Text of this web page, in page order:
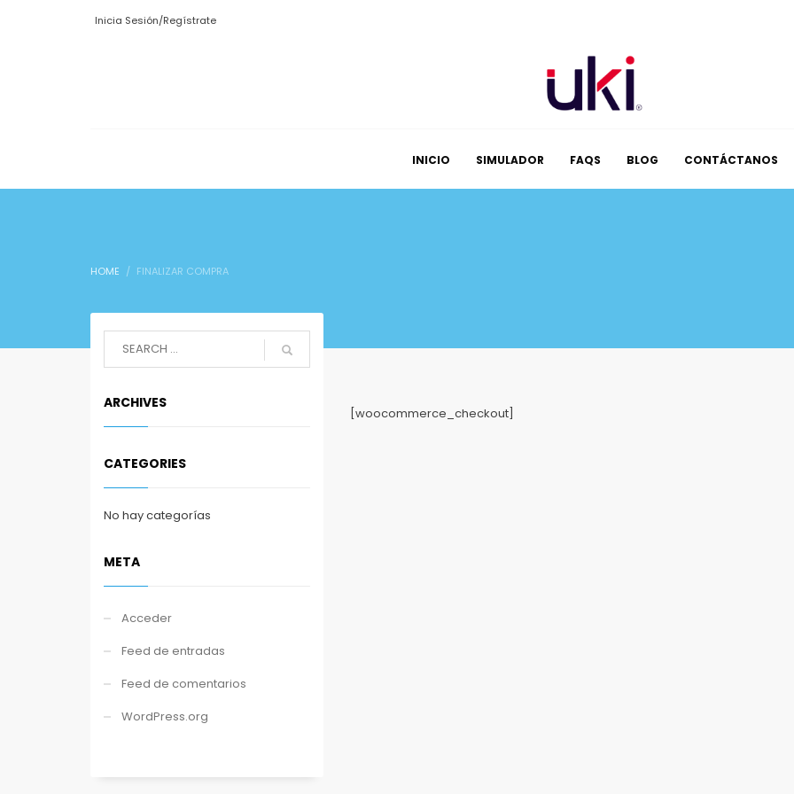
Inicia Sesión/Regístrate
INICIO SIMULADOR FAQS BLOG CONTÁCTANOS
HOME FINALIZAR COMPRA
[woocommerce_checkout]
ARCHIVES
CATEGORIES
No hay categorías
META
Acceder
Feed de entradas
Feed de comentarios
WordPress.org